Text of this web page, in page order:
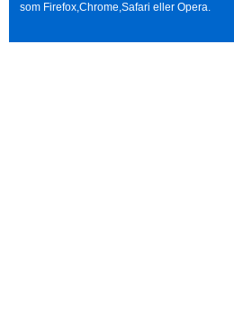
som Firefox,Chrome,Safari eller Opera.